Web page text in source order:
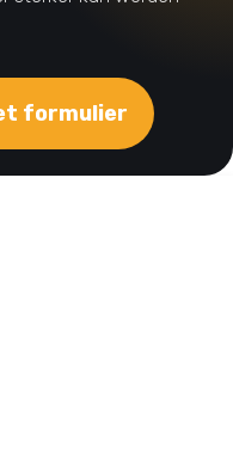
formulier